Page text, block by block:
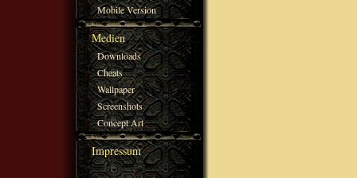
Mobile Version
Medien
Downloads
Cheats
Wallpaper
Screenshots
Concept Art
Impressum